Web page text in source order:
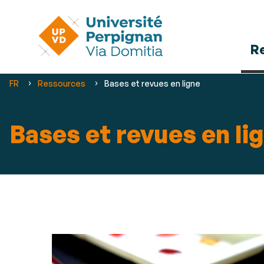
Vous
FR Ressources Bases et revues en ligne
Bases et revues en